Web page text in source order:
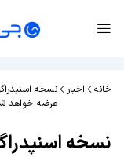
خانه اخبار
عرضه خواهد